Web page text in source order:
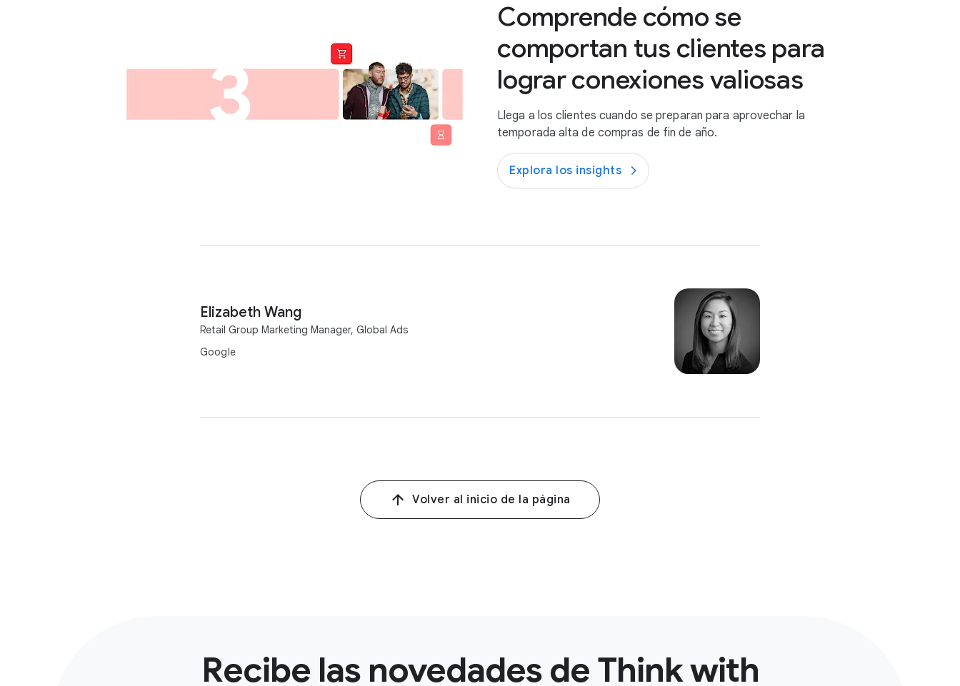
Comprende cómo se
comportan tus clientes para
lograr conexiones valiosas
Llega a los clientes cuando se preparan para aprovechar la
temporada alta de compras de fin de año.
Explora los insights
Elizabeth Wang
Retail Group Marketing Manager, Global Ads
Google
Volver al inicio de la página
Recibe las novedades de Think with